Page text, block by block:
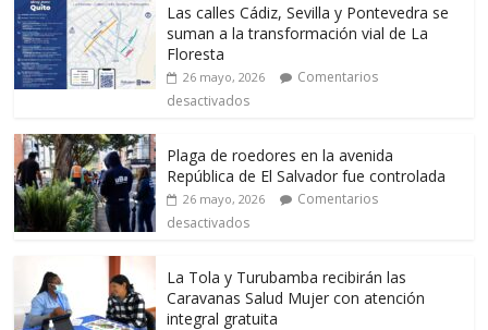
Las calles Cádiz, Sevilla y Pontevedra se
suman a la transformación vial de La
Floresta
26 mayo, 2026
Comentarios
desactivados
Plaga de roedores en la avenida
República de El Salvador fue controlada
26 mayo, 2026
Comentarios
desactivados
La Tola y Turubamba recibirán las
Caravanas Salud Mujer con atención
integral gratuita